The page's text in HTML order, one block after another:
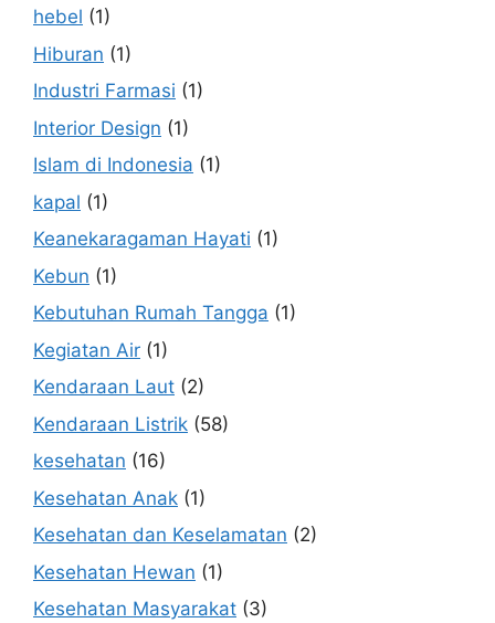
hebel (1)
Hiburan (1)
Industri Farmasi (1)
Interior Design (1)
Islam di Indonesia (1)
kapal (1)
Keanekaragaman Hayati (1)
Kebun (1)
Kebutuhan Rumah Tangga (1)
Kegiatan Air (1)
Kendaraan Laut (2)
Kendaraan Listrik (58)
kesehatan (16)
Kesehatan Anak (1)
Kesehatan dan Keselamatan (2)
Kesehatan Hewan (1)
Kesehatan Masyarakat (3)